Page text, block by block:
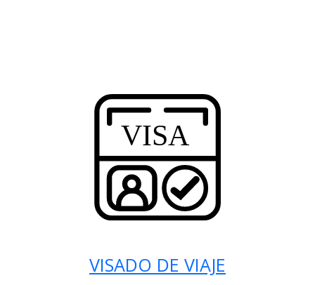
VISADO DE VIAJE